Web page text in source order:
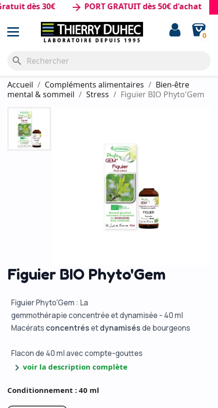
dès 30€ PORT GRATUIT dès 50€ d'achat
0
search
Accueil Compléments alimentaires
Bien-être
mental & sommeil
Stress Figuier BIO Phyto'Gem
Figuier BIO Phyto'Gem
Figuier Phyto'Gem : La
gemmothérapie concentrée et dynamisée - 40 ml
Macérats concentrésetdynamisésde bourgeons
Flacon de 40 ml avec compte-gouttes
chevron_right voir la description complète
Conditionnement : 40 ml